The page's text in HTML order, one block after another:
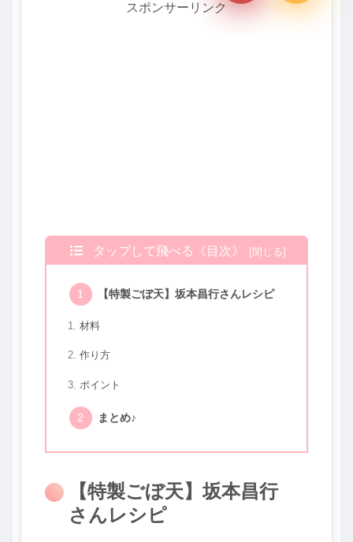
スポンサーリンク
タップして飛べる《目次》
【特製ごぼ天】坂本昌行さんレシピ
材料
作り方
ポイント
まとめ♪
【特製ごぼ天】坂本昌行
さんレシピ